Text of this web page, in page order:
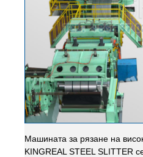
Машината за рязане на
KINGREAL STEEL SLITTER